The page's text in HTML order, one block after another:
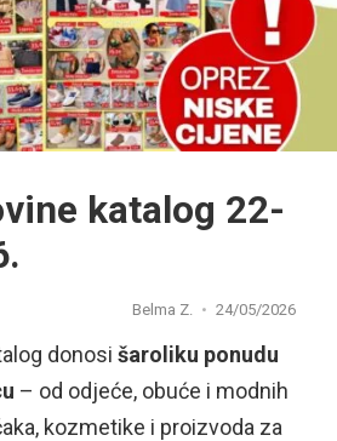
katalog 22-
Belma Z. 24/05/2026
donosi šaroliku ponudu
– od odjeće, obuće i modnih
kozmetike i proizvoda za